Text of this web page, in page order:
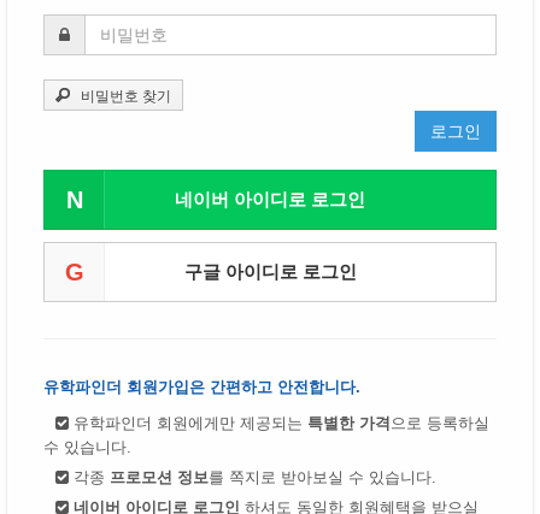
비밀번호 찾기
로그인
N 네이버 아이디로 로그인
G 구글 아이디로 로그인
유학파인더 회원가입은 간편하고 안전합니다.
유학파인더 회원에게만 제공되는 특별한 가격 으로 등록하실
수 있습니다.
각종 프로모션 정보 를 쪽지로 받아보실 수 있습니다.
네이버 아이디로 로그인 하셔도 동일한 회원혜택을 받으실